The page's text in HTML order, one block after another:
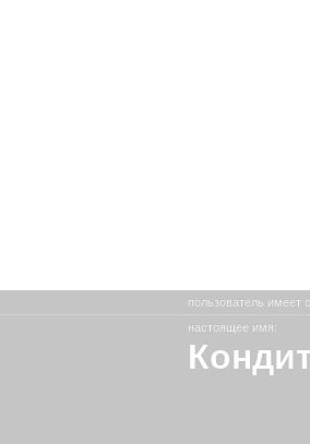
пользователь имеет
настоящее имя: